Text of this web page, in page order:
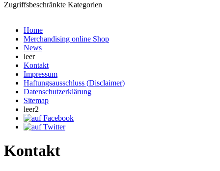
Zugriffsbeschränkte Kategorien
Home
Merchandising online Shop
News
leer
Kontakt
Impressum
Haftungsausschluss (Disclaimer)
Datenschutzerklärung
Sitemap
leer2
Kontakt